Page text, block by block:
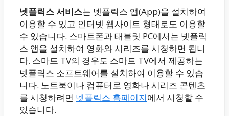
넷플릭스 서비스는 넷플릭스 앱(App)을 설치하여
이용할 수 있고 인터넷 웹사이트 형태로도 이용할
수 있습니다. 스마트폰과 태블릿 PC에서는 넷플릭
스 앱을 설치하여 영화와 시리즈를 시청하면 됩니
다. 스마트 TV의 경우도 스마트 TV에서 제공하는
넷플릭스 소프트웨어를 설치하여 이용할 수 있습
니다. 노트북이나 컴퓨터로 영화나 시리즈 콘텐츠
를 시청하려면 넷플릭스 홈페이지에서 시청할 수
있습니다.